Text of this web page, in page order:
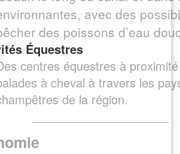
avec des
des poissons d’eau
Équestres
centres équestres à
à cheval à travers les
de la région.
————————————————-